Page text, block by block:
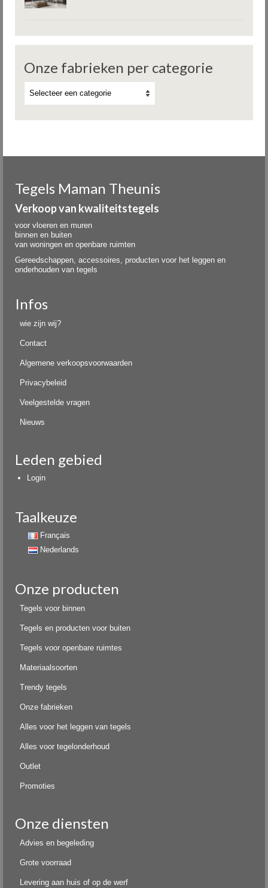
Onze fabrieken per categorie
Tegels Maman Theunis
Verkoop van kwaliteitstegels
voor vloeren en muren
binnen en buiten
van woningen en openbare ruimten
Gereedschappen, accessoires, producten voor het leggen en
onderhouden van tegels
Infos
wie zijn wij?
Contact
Algemene verkoopsvoorwaarden
Privacybeleid
Veelgestelde vragen
Nieuws
Leden gebied
Login
Taalkeuze
Français
Nederlands
Onze producten
Tegels voor binnen
Tegels en producten voor buiten
Tegels voor openbare ruimtes
Materiaalsoorten
Trendy tegels
Onze fabrieken
Alles voor het leggen van tegels
Alles voor tegelonderhoud
Outlet
Promoties
Onze diensten
Advies en begeleding
Grote voorraad
Levering aan huis of op de werf